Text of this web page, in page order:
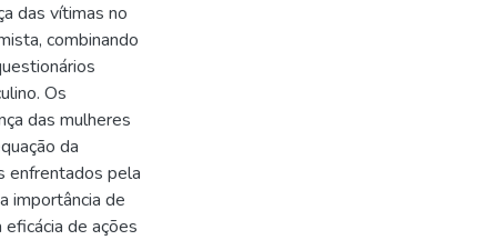
das vítimas no
combinando
Os
das mulheres
da
enfrentados pela
importância de
de ações